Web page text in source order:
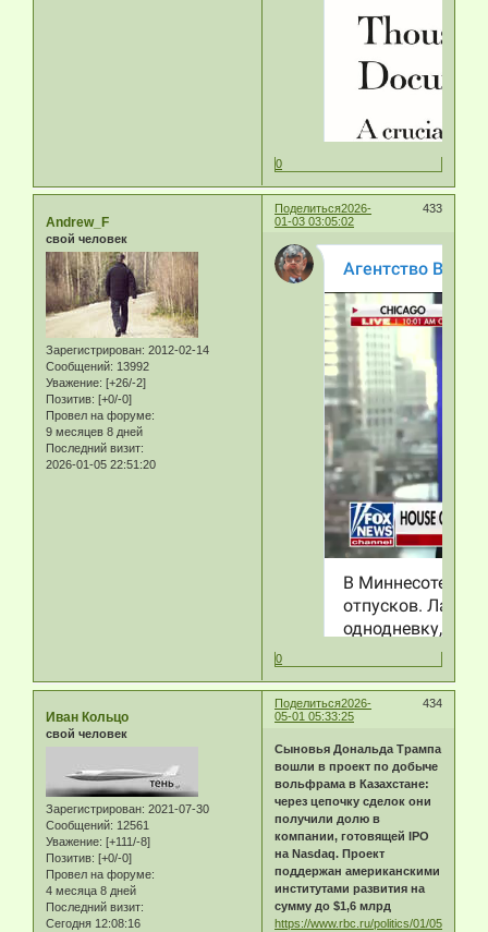
0
Поделиться 433
2026-
01-03 03:05:02
Andrew_F
свой человек
Зарегистрирован: 2012-02-14
Сообщений: 13992
Уважение: [+26/-2]
Позитив: [+0/-0]
Провел на форуме:
9 месяцев 8 дней
Последний визит:
2026-01-05 22:51:20
0
Поделиться 434
2026-
05-01 05:33:25
Иван Кольцо
свой человек
Зарегистрирован: 2021-07-30
Сообщений: 12561
Уважение: [+111/-8]
Позитив: [+0/-0]
Провел на форуме:
4 месяца 8 дней
Последний визит:
Сегодня 12:08:16
Сыновья Дональда Трампа
вошли в проект по добыче
вольфрама в Казахстане:
через цепочку сделок они
получили долю в
компании, готовящей IPO
на Nasdaq. Проект
поддержан американскими
институтами развития на
сумму до $1,6 млрд
https://www.rbc.ru/politics/01/05/2026/